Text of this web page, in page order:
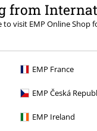
from
to visit EMP Online Shop
EMP France
EMP Česká
EMP Ireland
%
Figura vinilo Baby Fozzie